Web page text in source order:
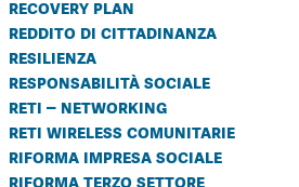
recovery plan
reddito di cittadinanza
resilienza
responsabilità sociale
reti – networking
reti wireless comunitarie
riforma impresa sociale
riforma terzo settore